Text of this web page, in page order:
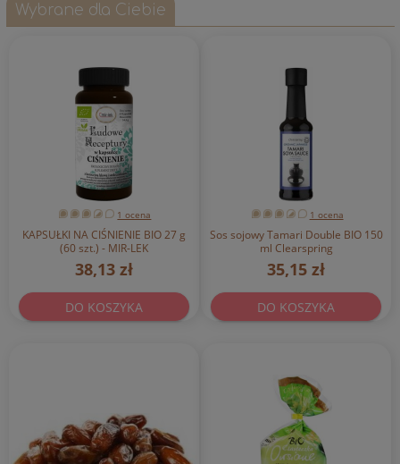
Wybrane dla Ciebie
1 ocena
KAPSUŁKI NA CIŚNIENIE BIO 27 g
(60 szt.) - MIR-LEK
38,13 zł
DO KOSZYKA
1 ocena
Sos sojowy Tamari Double BIO 150
ml Clearspring
35,15 zł
DO KOSZYKA